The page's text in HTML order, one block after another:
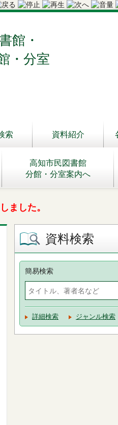
館・
・分室
索 資料紹介
高知市民図書館
分館・分室案内へ
ました。
資料検索
簡易検索
詳細検索 ジャンル検索